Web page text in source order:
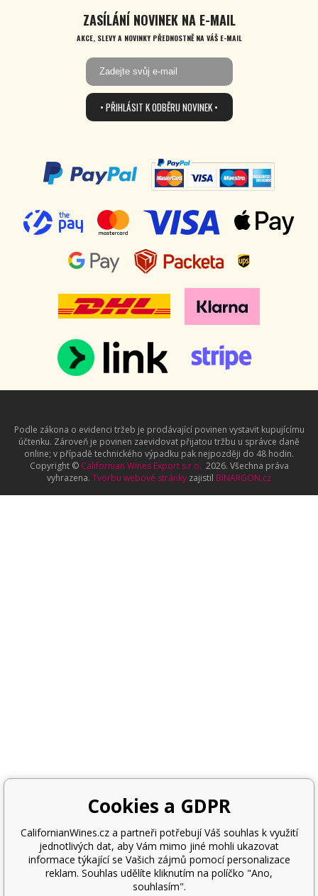
ZASÍLÁNÍ NOVINEK NA E-MAIL
AKCE, SLEVY A NOVINKY PŘEDNOSTNĚ NA VÁŠ E-MAIL
• PŘIHLÁSIT K ODBĚRU NOVINEK •
Podle zákona o evidenci tržeb je prodávající povinen vystavit kupujícímu
účtenku. Zároveň je povinen zaevidovat přijatou tržbu u správce daně
online; v případě technického výpadku pak nejpozději do 48 hodin.
Copyright © Californian Wines Export s.r.o. 2026. Všechna práva
vyhrazena. Tvorbu webové stránky zajistil BINARGON.cz
Cookies a GDPR
CalifornianWines.cz a partneři potřebují Váš souhlas k využití
jednotlivých dat, aby Vám mimo jiné mohli ukazovat
informace týkající se Vašich zájmů pomocí personalizace
reklam. Souhlas udělíte kliknutím na políčko "Ano,
souhlasím".